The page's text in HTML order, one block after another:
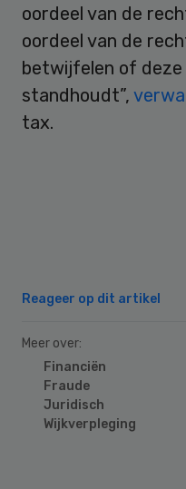
oordeel van de
oordeel van de
betwijfelen of
standhoudt”,
tax.
Reageer op dit artikel
Meer over:
Financiën
Fraude
Juridisch
Wijkverpleging